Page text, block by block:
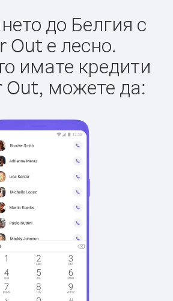
до Белгия с
Out е лесно.
имате кредити
Out, можете да: